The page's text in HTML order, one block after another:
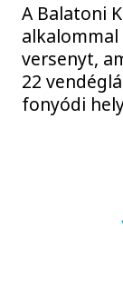
A Balatoni
versenyt,
22
fonyódi